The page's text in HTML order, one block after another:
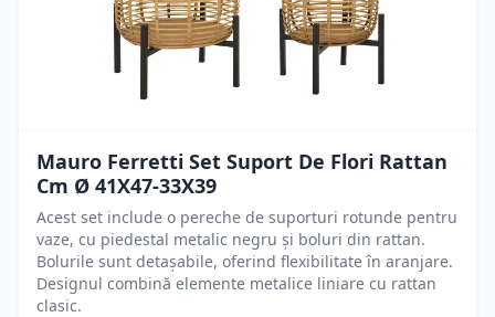
Mauro Ferretti Set Suport De Flori Rattan
Cm Ø 41X47-33X39
Acest set include o pereche de suporturi rotunde pentru
vaze, cu piedestal metalic negru și boluri din rattan.
Bolurile sunt detașabile, oferind flexibilitate în aranjare.
Designul combină elemente metalice liniare cu rattan
clasic.